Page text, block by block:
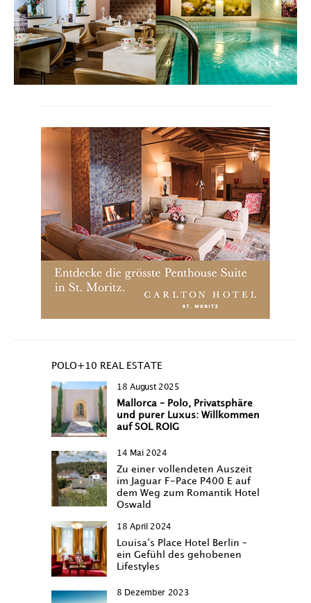
POLO+10 REAL ESTATE
18 August 2025
Mallorca – Polo, Privatsphäre
und purer Luxus: Willkommen
auf SOL ROIG
14 Mai 2024
Zu einer vollendeten Auszeit
im Jaguar F-Pace P400 E auf
dem Weg zum Romantik Hotel
Oswald
18 April 2024
Louisa‘s Place Hotel Berlin –
ein Gefühl des gehobenen
Lifestyles
8 Dezember 2023